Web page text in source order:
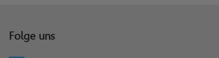
Folge uns